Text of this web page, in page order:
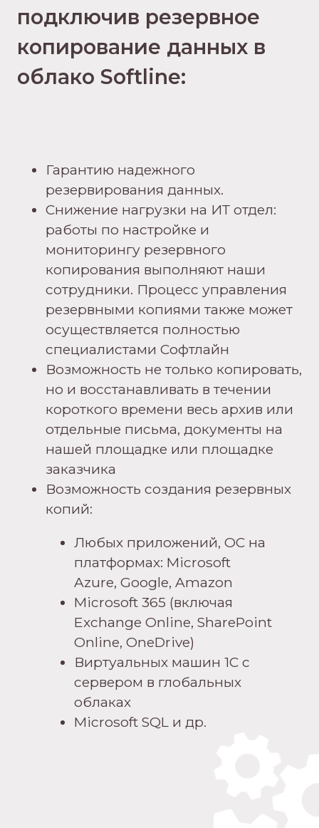
подключив резервное
копирование данных в
облако Softline:
Гарантию надежного
резервирования данных.
Снижение нагрузки на ИТ отдел:
работы по настройке и
мониторингу резервного
копирования выполняют наши
сотрудники. Процесс управления
резервными копиями также может
осуществляется полностью
специалистами Софтлайн
Возможность не только копировать,
но и восстанавливать в течении
короткого времени весь архив или
отдельные письма, документы на
нашей площадке или площадке
заказчика
Возможность создания резервных
копий:
Любых приложений, ОС на
платформах: Microsoft
Azure, Google, Amazon
Microsoft 365 (включая
Exchange Online, SharePoint
Online, OneDrive)
Виртуальных машин 1С с
сервером в глобальных
облаках
Microsoft SQL и др.